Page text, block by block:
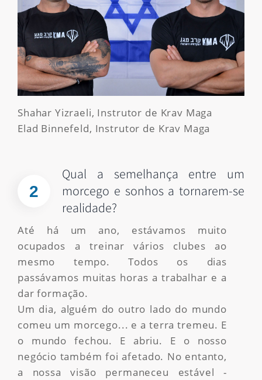
Shahar Yizraeli, Instrutor de Krav Maga
Elad Binnefeld, Instrutor de Krav Maga
2
Qual a semelhança entre um
morcego e sonhos a tornarem-se
realidade?
Até há um ano, estávamos muito
ocupados a treinar vários clubes ao
mesmo tempo. Todos os dias
passávamos muitas horas a trabalhar e a
dar formação.
Um dia, alguém do outro lado do mundo
comeu um morcego... e a terra tremeu. E
o mundo fechou. E abriu. E o nosso
negócio também foi afetado. No entanto,
a nossa visão permaneceu estável -